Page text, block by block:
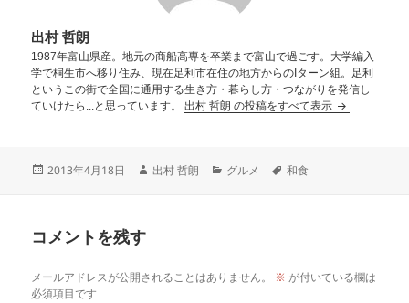
出村 哲朗
1987年富山県産。地元の商船高専を卒業まで富山で過ごす。大学編入
学で桐生市へ移り住み、現在足利市在住の地方からのIターン組。足利
というこの街で全国に通用する生き方・暮らし方・つながりを発信し
ていけたら...と思っています。出村 哲朗 の投稿をすべて表示
2013年4月18日 出村 哲朗 グルメ 和食
コメントを残す
メールアドレスが公開されることはありません。 ※ が付いている欄は
必須項目です